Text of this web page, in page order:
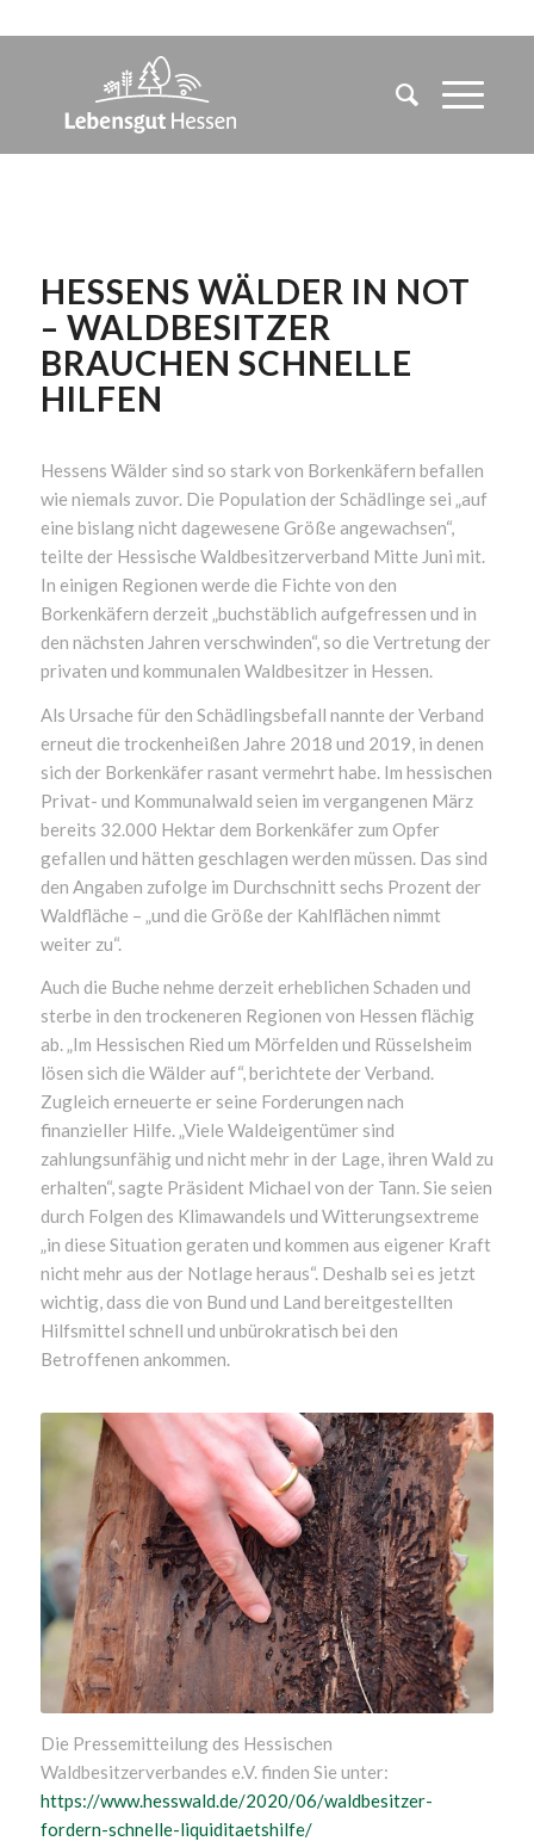
HESSENS WÄLDER IN NOT
– WALDBESITZER
BRAUCHEN SCHNELLE
HILFEN
Hessens Wälder sind so stark von Borkenkäfern befallen
wie niemals zuvor. Die Population der Schädlinge sei „auf
eine bislang nicht dagewesene Größe angewachsen“,
teilte der Hessische Waldbesitzerverband Mitte Juni mit.
In einigen Regionen werde die Fichte von den
Borkenkäfern derzeit „buchstäblich aufgefressen und in
den nächsten Jahren verschwinden“, so die Vertretung der
privaten und kommunalen Waldbesitzer in Hessen.
Als Ursache für den Schädlingsbefall nannte der Verband
erneut die trockenheißen Jahre 2018 und 2019, in denen
sich der Borkenkäfer rasant vermehrt habe. Im hessischen
Privat- und Kommunalwald seien im vergangenen März
bereits 32.000 Hektar dem Borkenkäfer zum Opfer
gefallen und hätten geschlagen werden müssen. Das sind
den Angaben zufolge im Durchschnitt sechs Prozent der
Waldfläche – „und die Größe der Kahlflächen nimmt
weiter zu“.
Auch die Buche nehme derzeit erheblichen Schaden und
sterbe in den trockeneren Regionen von Hessen flächig
ab. „Im Hessischen Ried um Mörfelden und Rüsselsheim
lösen sich die Wälder auf“, berichtete der Verband.
Zugleich erneuerte er seine Forderungen nach
finanzieller Hilfe. „Viele Waldeigentümer sind
zahlungsunfähig und nicht mehr in der Lage, ihren Wald zu
erhalten“, sagte Präsident Michael von der Tann. Sie seien
durch Folgen des Klimawandels und Witterungsextreme
„in diese Situation geraten und kommen aus eigener Kraft
nicht mehr aus der Notlage heraus“. Deshalb sei es jetzt
wichtig, dass die von Bund und Land bereitgestellten
Hilfsmittel schnell und unbürokratisch bei den
Betroffenen ankommen.
Die Pressemitteilung des Hessischen
Waldbesitzerverbandes e.V. finden Sie unter:
https://www.hesswald.de/2020/06/waldbesitzer-
fordern-schnelle-liquiditaetshilfe/